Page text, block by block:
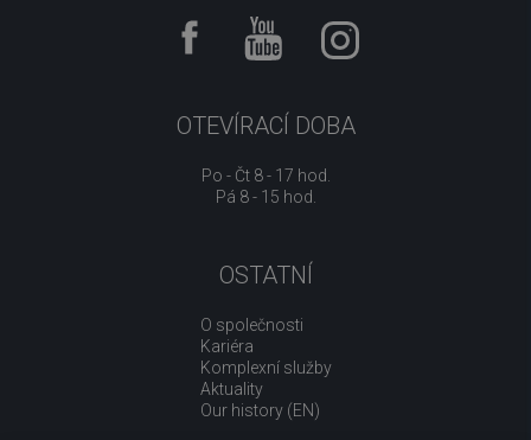
OTEVÍRACÍ DOBA
Po - Čt 8 - 17 hod.
Pá 8 - 15 hod.
OSTATNÍ
O společnosti
Kariéra
Komplexní služby
Aktuality
Our history (EN)